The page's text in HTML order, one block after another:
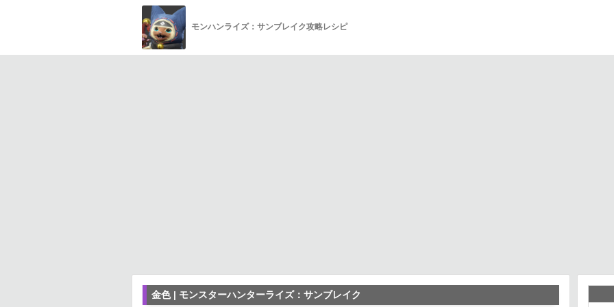
モンハンライズ：サンブレイク攻略レシピ
金色 | モンスターハンターライズ：サンブレイク